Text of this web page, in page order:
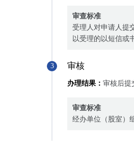
审查标准
受理人对申请人提
以受理的以短信或
3 审核
办理结果： 审核后提
审查标准
经办单位（股室）